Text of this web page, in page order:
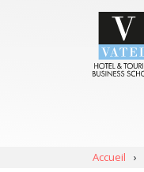
Accueil ›